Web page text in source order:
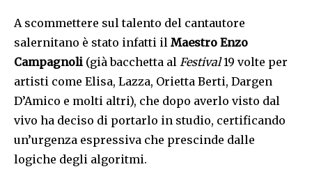
A scommettere sul talento del cantautore
salernitano è stato infatti il Maestro Enzo
Campagnoli (già bacchetta al Festival19 volte per
artisti come Elisa, Lazza, Orietta Berti, Dargen
D’Amico e molti altri), che dopo averlo visto dal
vivo ha deciso di portarlo in studio, certificando
un’urgenza espressiva che prescinde dalle
logiche degli algoritmi.